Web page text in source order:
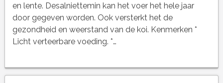
en lente. Desalniettemin kan het voer het hele jaar
door gegeven worden. Ook versterkt het de
gezondheid en weerstand van de koi. Kenmerken *
Licht verteerbare voeding. *…